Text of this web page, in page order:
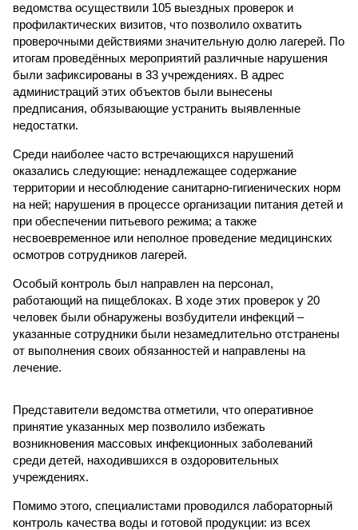
ведомства осуществили 105 выездных проверок и
профилактических визитов, что позволило охватить
проверочными действиями значительную долю лагерей. По
итогам проведённых мероприятий различные нарушения
были зафиксированы в 33 учреждениях. В адрес
администраций этих объектов были вынесены
предписания, обязывающие устранить выявленные
недостатки.
Среди наиболее часто встречающихся нарушений
оказались следующие: ненадлежащее содержание
территории и несоблюдение санитарно-гигиенических норм
на ней; нарушения в процессе организации питания детей и
при обеспечении питьевого режима; а также
несвоевременное или неполное проведение медицинских
осмотров сотрудников лагерей.
Особый контроль был направлен на персонал,
работающий на пищеблоках. В ходе этих проверок у 20
человек были обнаружены возбудители инфекций –
указанные сотрудники были незамедлительно отстранены
от выполнения своих обязанностей и направлены на
лечение.
Представители ведомства отметили, что оперативное
принятие указанных мер позволило избежать
возникновения массовых инфекционных заболеваний
среди детей, находившихся в оздоровительных
учреждениях.
Помимо этого, специалистами проводился лабораторный
контроль качества воды и готовой продукции: из всех